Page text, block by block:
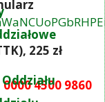
225 zł
4500 9860